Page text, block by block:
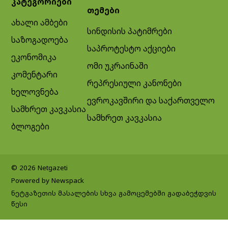
ახალი ამბები
საზოგადოება
ეკონომიკა
კომენტარი
ხელოვნება
სამხრეთ კავკასია
ბლოგები
თემები
სინდისის პატიმრები
საპროტესტო აქციები
ომი უკრაინაში
რეპრესიული კანონები
ევროკავშირი და საქართველო
სამხრეთ კავკასია
© 2026 Netgazeti
Powered by Newspack
ნეტგაზეთის მასალების სხვა გამოცემებში გადაბეჭდვის
წესი